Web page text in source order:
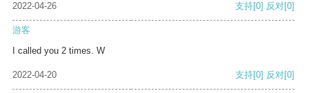
2022-04-26 支持[0] 反对[0]
游客
I called you 2 times. W
2022-04-20 支持[0] 反对[0]